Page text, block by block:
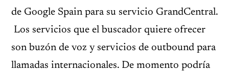
de Google Spain para su servicio GrandCentral.
Los servicios que el buscador quiere ofrecer
son buzón de voz y servicios de outbound para
llamadas internacionales. De momento podría